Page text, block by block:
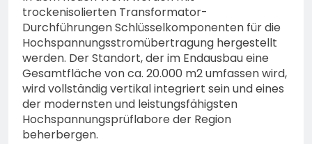
trockenisolierten Transformator-
Durchführungen Schlüsselkomponenten für die
Hochspannungsstromübertragung hergestellt
werden. Der Standort, der im Endausbau eine
Gesamtfläche von ca. 20.000 m2 umfassen wird,
wird vollständig vertikal integriert sein und eines
der modernsten und leistungsfähigsten
Hochspannungsprüflabore der Region
beherbergen.